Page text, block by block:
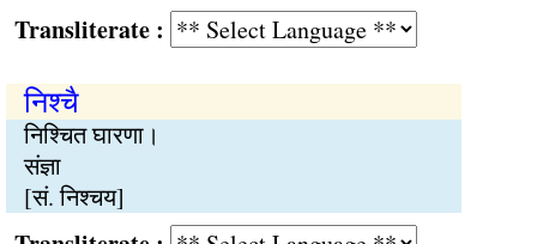
:
निश्चै
निश्चित घारणा।
संज्ञा
[सं. निश्चय]